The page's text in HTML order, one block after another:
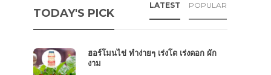
TODAY'S PICK
LATEST POPULAR
ฮอร์โมนไข่ ทำง่ายๆ เร่งโต เร่งดอก ผัก
งาม